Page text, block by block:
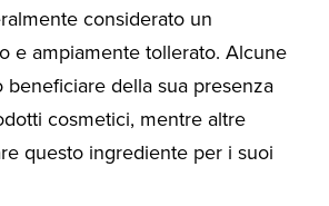
considerato un
e ampiamente tollerato. Alcune
beneficiare della sua presenza
cosmetici, mentre altre
questo ingrediente per i suoi